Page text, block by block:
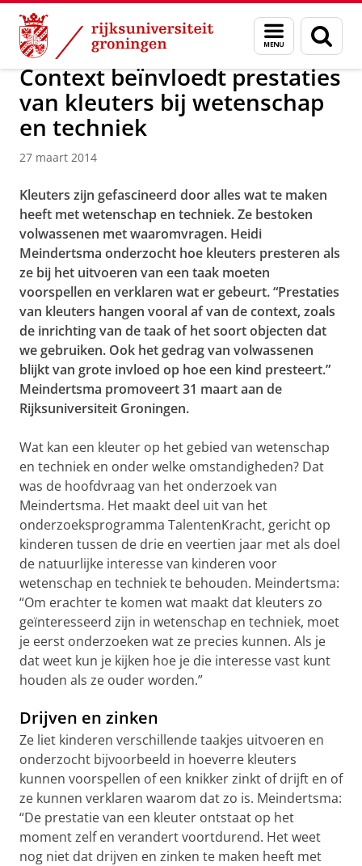
Skip
Content
Skip
Navigation
Menu
en
zoeken
Over ons Actueel Nieuws Nieuwsberichten
Context beïnvloedt prestaties
van kleuters bij wetenschap
en techniek
27 maart 2014
Kleuters zijn gefascineerd door alles wat te maken
heeft met wetenschap en techniek. Ze bestoken
volwassenen met waaromvragen. Heidi
Meindertsma onderzocht hoe kleuters presteren als
ze bij het uitvoeren van een taak moeten
voorspellen en verklaren wat er gebeurt. “Prestaties
van kleuters hangen vooral af van de context, zoals
de inrichting van de taak of het soort objecten dat
we gebruiken. Ook het gedrag van volwassenen
blijkt van grote invloed op hoe een kind presteert.”
Meindertsma promoveert 31 maart aan de
Rijksuniversiteit Groningen.
Wat kan een kleuter op het gebied van wetenschap
en techniek en onder welke omstandigheden? Dat
was de hoofdvraag van het onderzoek van
Meindertsma. Het maakt deel uit van het
onderzoeksprogramma TalentenKracht, gericht op
kinderen tussen de drie en veertien jaar met als doel
de natuurlijke interesse van kinderen voor
wetenschap en techniek te behouden. Meindertsma:
“Om erachter te komen wat maakt dat kleuters zo
geïnteresseerd zijn in wetenschap en techniek, moet
je eerst onderzoeken wat ze precies kunnen. Als je
dat weet kun je kijken hoe je die interesse vast kunt
houden als ze ouder worden.”
Drijven en zinken
Ze liet kinderen verschillende taakjes uitvoeren en
onderzocht bijvoorbeeld in hoeverre kleuters
kunnen voorspellen of een knikker zinkt of drijft en of
ze kunnen verklaren waarom dat zo is. Meindertsma:
“De prestatie van een kleuter ontstaat op het
moment zelf en verandert voortdurend. Het weet
nog niet dat drijven en zinken te maken heeft met